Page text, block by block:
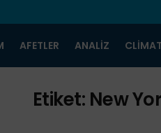
AFETLER ANALIZ
Etiket: New